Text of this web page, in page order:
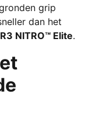
grip
dan het
NITRO™ Elite.